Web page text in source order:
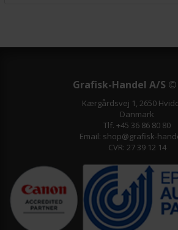
Grafisk-Handel A/S ©
Kærgårdsvej 1, 2650
Danmark
Tlf. +45 36 86 80 80
Email: shop@grafisk-
CVR: 27 39 12 14